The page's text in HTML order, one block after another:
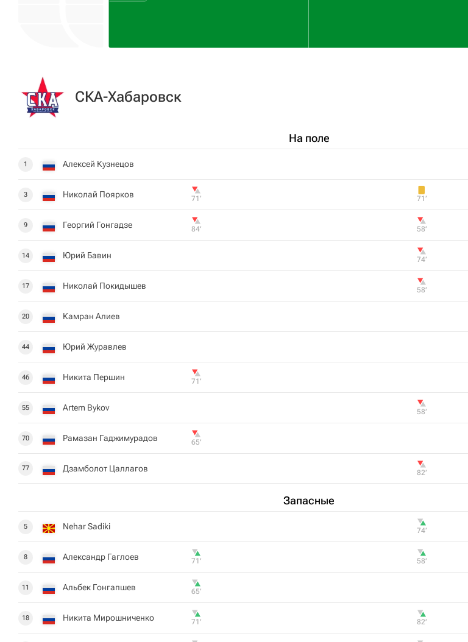
СКА-Хабаровск
На поле
1 Алексей Кузнецов
3 Николай Поярков 71‎’‎
9 Георгий Гонгадзе 84‎’‎
14 Юрий Бавин
17 Николай Покидышев
20 Камран Алиев
44 Юрий Журавлев
46 Никита Першин 71‎’‎
55 Artem Bykov
70 Рамазан Гаджимурадов 65‎’‎
77 Дзамболот Цаллагов
Запасные
5 Nehar Sadiki
8 Александр Гаглоев 71‎’‎
11 Альбек Гонгапшев 65‎’‎
18 Никита Мирошниченко 71‎’‎
71‎’‎
58‎’‎
74‎’‎
58‎’‎
58‎’‎
82‎’‎
74‎’‎
58‎’‎
82‎’‎